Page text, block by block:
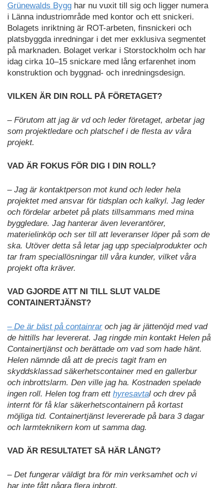
Grünewalds Bygg har nu vuxit till sig och ligger numera
i Länna industriområde med kontor och ett snickeri.
Bolagets inriktning är ROT-arbeten, finsnickeri och
platsbyggda inredningar i det mer exklusiva segmentet
på marknaden. Bolaget verkar i Storstockholm och har
idag cirka 10–15 snickare med lång erfarenhet inom
konstruktion och byggnad- och inredningsdesign.
VILKEN ÄR DIN ROLL PÅ FÖRETAGET?
– Förutom att jag är vd och leder företaget, arbetar jag
som projektledare och platschef i de flesta av våra
projekt.
VAD ÄR FOKUS FÖR DIG I DIN ROLL?
– Jag är kontaktperson mot kund och leder hela
projektet med ansvar för tidsplan och kalkyl. Jag leder
och fördelar arbetet på plats tillsammans med mina
byggledare. Jag hanterar även leverantörer,
materielinköp och ser till att leveranser löper på som de
ska. Utöver detta så letar jag upp specialprodukter och
tar fram speciallösningar till våra kunder, vilket våra
projekt ofta kräver.
VAD GJORDE ATT NI TILL SLUT VALDE
CONTAINERTJÄNST?
– De är bäst på containraroch jag är jättenöjd med vad
de hittills har levererat. Jag ringde min kontakt Helen på
Containertjänst och berättade om vad som hade hänt.
Helen nämnde då att de precis tagit fram en
skyddsklassad säkerhetscontainer med en gallerbur
och inbrottslarm. Den ville jag ha. Kostnaden spelade
ingen roll. Helen tog fram ett hyresavtal och drev på
internt för få klar säkerhetscontainern på kortast
möjliga tid. Containertjänst levererade på bara 3 dagar
och larmteknikern kom ut samma dag.
VAD ÄR RESULTATET SÅ HÄR LÅNGT?
– Det fungerar väldigt bra för min verksamhet och vi
har inte fått några flera inbrott.